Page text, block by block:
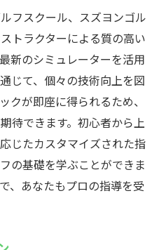
フスクール、スズヨンゴル
トラクターによる質の高い
新のシミュレーターを活用
じて、個々の技術向上を図
クが即座に得られるため、
待できます。初心者から上
じたカスタマイズされた指
の基礎を学ぶことができま
、あなたもプロの指導を受